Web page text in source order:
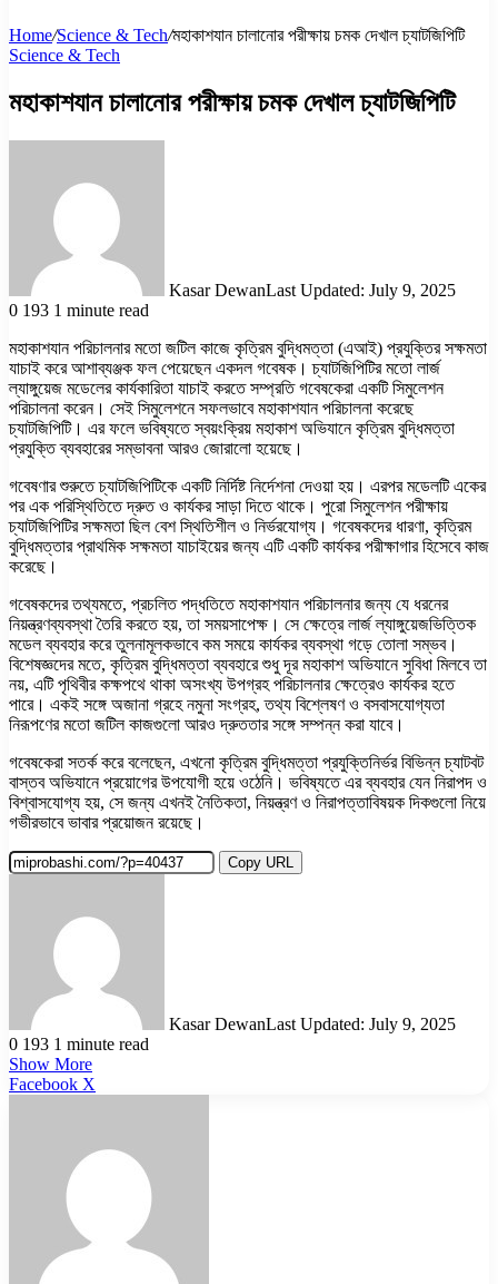
Home/Science & Tech/মহাকাশযান চালানোর পরীক্ষায় চমক দেখাল চ্যাটজিপিটি
Science & Tech
মহাকাশযান চালানোর পরীক্ষায় চমক দেখাল চ্যাটজিপিটি
Kasar DewanLast Updated: July 9, 2025
0 193 1 minute read
মহাকাশযান পরিচালনার মতো জটিল কাজে কৃত্রিম বুদ্ধিমত্তা (এআই) প্রযুক্তির সক্ষমতা
যাচাই করে আশাব্যঞ্জক ফল পেয়েছেন একদল গবেষক। চ্যাটজিপিটির মতো লার্জ
ল্যাঙ্গুয়েজ মডেলের কার্যকারিতা যাচাই করতে সম্প্রতি গবেষকেরা একটি সিমুলেশন
পরিচালনা করেন। সেই সিমুলেশনে সফলভাবে মহাকাশযান পরিচালনা করেছে
চ্যাটজিপিটি। এর ফলে ভবিষ্যতে স্বয়ংক্রিয় মহাকাশ অভিযানে কৃত্রিম বুদ্ধিমত্তা
প্রযুক্তি ব্যবহারের সম্ভাবনা আরও জোরালো হয়েছে।
গবেষণার শুরুতে চ্যাটজিপিটিকে একটি নির্দিষ্ট নির্দেশনা দেওয়া হয়। এরপর মডেলটি একের
পর এক পরিস্থিতিতে দ্রুত ও কার্যকর সাড়া দিতে থাকে। পুরো সিমুলেশন পরীক্ষায়
চ্যাটজিপিটির সক্ষমতা ছিল বেশ স্থিতিশীল ও নির্ভরযোগ্য। গবেষকদের ধারণা, কৃত্রিম
বুদ্ধিমত্তার প্রাথমিক সক্ষমতা যাচাইয়ের জন্য এটি একটি কার্যকর পরীক্ষাগার হিসেবে কাজ
করেছে।
গবেষকদের তথ্যমতে, প্রচলিত পদ্ধতিতে মহাকাশযান পরিচালনার জন্য যে ধরনের
নিয়ন্ত্রণব্যবস্থা তৈরি করতে হয়, তা সময়সাপেক্ষ। সে ক্ষেত্রে লার্জ ল্যাঙ্গুয়েজভিত্তিক
মডেল ব্যবহার করে তুলনামূলকভাবে কম সময়ে কার্যকর ব্যবস্থা গড়ে তোলা সম্ভব।
বিশেষজ্ঞদের মতে, কৃত্রিম বুদ্ধিমত্তা ব্যবহারে শুধু দূর মহাকাশ অভিযানে সুবিধা মিলবে তা
নয়, এটি পৃথিবীর কক্ষপথে থাকা অসংখ্য উপগ্রহ পরিচালনার ক্ষেত্রেও কার্যকর হতে
পারে। একই সঙ্গে অজানা গ্রহে নমুনা সংগ্রহ, তথ্য বিশ্লেষণ ও বসবাসযোগ্যতা
নিরূপণের মতো জটিল কাজগুলো আরও দ্রুততার সঙ্গে সম্পন্ন করা যাবে।
গবেষকেরা সতর্ক করে বলেছেন, এখনো কৃত্রিম বুদ্ধিমত্তা প্রযুক্তিনির্ভর বিভিন্ন চ্যাটবট
বাস্তব অভিযানে প্রয়োগের উপযোগী হয়ে ওঠেনি। ভবিষ্যতে এর ব্যবহার যেন নিরাপদ ও
বিশ্বাসযোগ্য হয়, সে জন্য এখনই নৈতিকতা, নিয়ন্ত্রণ ও নিরাপত্তাবিষয়ক দিকগুলো নিয়ে
গভীরভাবে ভাবার প্রয়োজন রয়েছে।
Copy URL
Kasar DewanLast Updated: July 9, 2025
0 193 1 minute read
Show More
Facebook X